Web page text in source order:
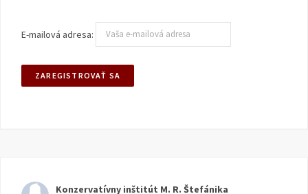
E-mailová adresa:
Konzervatívny inštitút M. R. Štefánika